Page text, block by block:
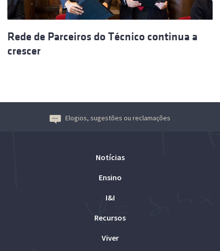
Rede de Parceiros do Técnico continua a
crescer
Elogios, sugestões ou reclamações
Notícias
Ensino
I&I
Recursos
Viver